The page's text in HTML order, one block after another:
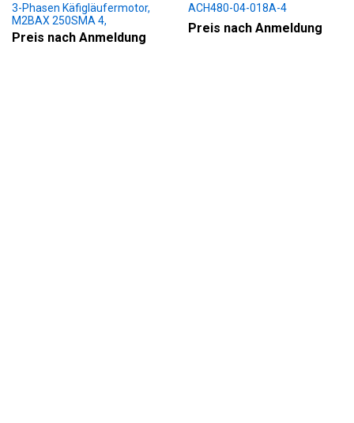
3-Phasen Käfigläufermotor,
M2BAX 250SMA 4,
+188+230+451+009
Preis nach Anmeldung
ACH480-04-018A-4
Preis nach Anmeldung